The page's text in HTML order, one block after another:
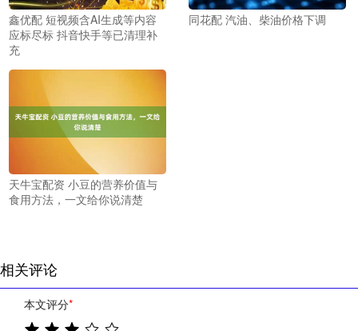
鑫优配 短视频含AI生成等内容
应标尽标 抖音快手等已清理补
充
同花配 汽油、柴油价格下调
天牛宝配资 小豆的营养价值与
食用方法，一文给你说清楚
相关评论
本文评分*